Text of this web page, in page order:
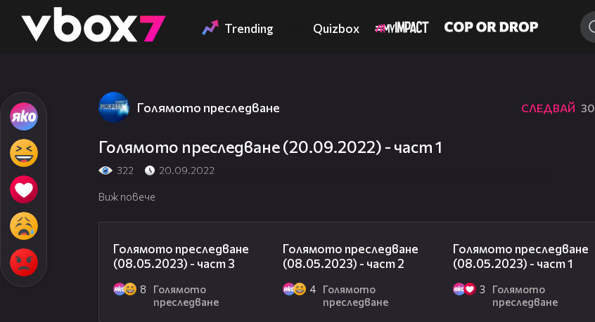
👾 Trending Quizbox
Голямото преследване СЛЕДВАЙ 30
Голямото преследване (20.09.2022) - част 1
322 20.09.2022
Виж повече
Голямото преследване
(08.05.2023) - част 3
8
Голямото
преследване
Голямото преследване
(08.05.2023) - част 2
4
Голямото
преследване
Голямото преследване
(08.05.2023) - част 1
3
Голямото
преследване